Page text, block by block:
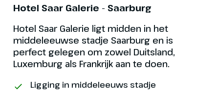
van jouw vakantie is
Na het ontbijt is het tijd om uit te
Hotel Saar Galerie - Saarburg
Hotel Saar Galerie ligt midden in het
middeleeuwse stadje Saarburg en is
perfect gelegen om zowel Duitsland,
Luxemburg als Frankrijk aan te doen.
Ligging in middeleeuws stadje
voldoende